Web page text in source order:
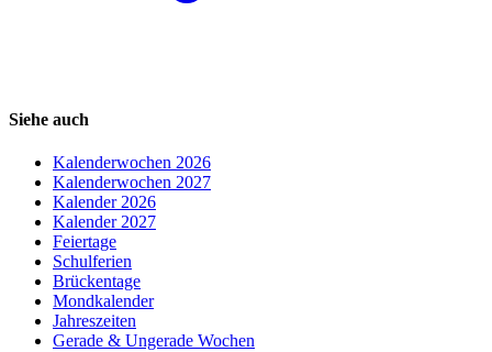
Siehe auch
Kalenderwochen 2026
Kalenderwochen 2027
Kalender 2026
Kalender 2027
Feiertage
Schulferien
Brückentage
Mondkalender
Jahreszeiten
Gerade & Ungerade Wochen